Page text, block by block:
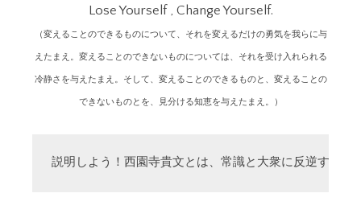
Lose Yourself , Change Yourself.
（変えることのできるものについて、それを変えるだけの勇気を我らに与
えたまえ。変えることのできないものについては、それを受け入れられる
冷静さを与えたまえ。そして、変えることのできるものと、変えることの
できないものとを、見分ける知恵を与えたまえ。）
説明しよう！西園寺貴文とは、常識と大衆に反逆する